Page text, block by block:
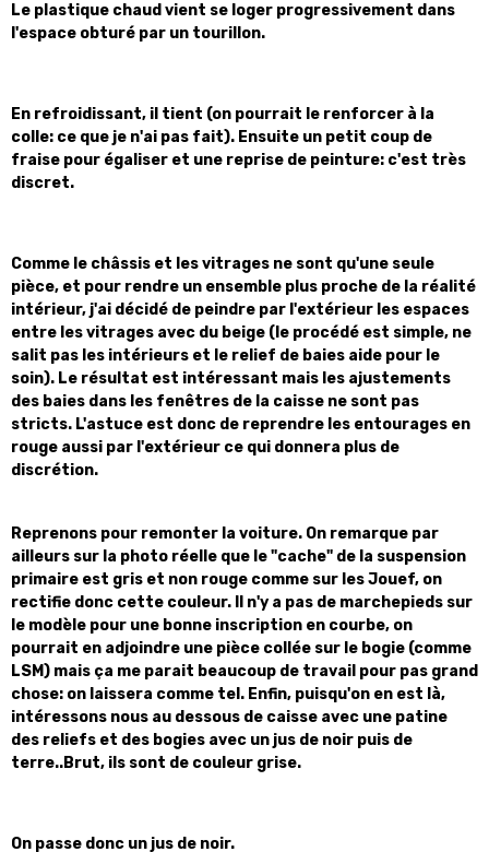
Le plastique chaud vient se loger progressivement dans
l'espace obturé par un tourillon.
En refroidissant, il tient (on pourrait le renforcer à la
colle: ce que je n'ai pas fait). Ensuite un petit coup de
fraise pour égaliser et une reprise de peinture: c'est très
discret.
Comme le châssis et les vitrages ne sont qu'une seule
pièce, et pour rendre un ensemble plus proche de la réalité
intérieur, j'ai décidé de peindre par l'extérieur les espaces
entre les vitrages avec du beige (le procédé est simple, ne
salit pas les intérieurs et le relief de baies aide pour le
soin). Le résultat est intéressant mais les ajustements
des baies dans les fenêtres de la caisse ne sont pas
stricts. L'astuce est donc de reprendre les entourages en
rouge aussi par l'extérieur ce qui donnera plus de
discrétion.
Reprenons pour remonter la voiture. On remarque par
ailleurs sur la photo réelle que le "cache" de la suspension
primaire est gris et non rouge comme sur les Jouef, on
rectifie donc cette couleur. Il n'y a pas de marchepieds sur
le modèle pour une bonne inscription en courbe, on
pourrait en adjoindre une pièce collée sur le bogie (comme
LSM) mais ça me parait beaucoup de travail pour pas grand
chose: on laissera comme tel. Enfin, puisqu'on en est là,
intéressons nous au dessous de caisse avec une patine
des reliefs et des bogies avec un jus de noir puis de
terre..Brut, ils sont de couleur grise.
On passe donc un jus de noir.